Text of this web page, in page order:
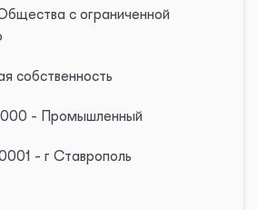
с ограниченной
собственность
- Промышленный
- г Ставрополь